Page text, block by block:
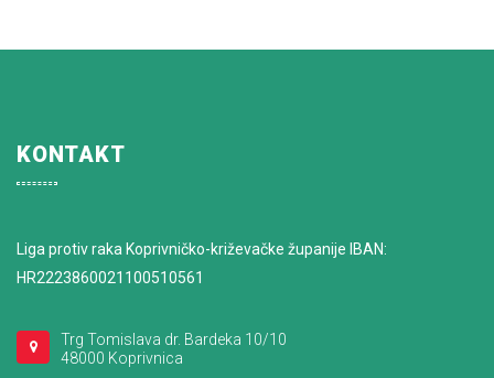
KONTAKT
Liga protiv raka Koprivničko-križevačke županije IBAN:
HR2223860021100510561
Trg Tomislava dr. Bardeka 10/10
48000 Koprivnica